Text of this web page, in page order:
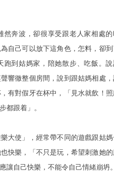
然奔波，卻很享受跟老人家相處的
自己可以放下這角色，怎料，卻
跑到姑媽家，陪她散步、吃飯。說
響徹整個房間，說到跟姑媽相處
有對假牙在杯中，「見水就飲！
都跟着」。
大使」，經常帶不同的遊戲跟姑
快樂，「不只是玩，希望刺激她
讓自己快樂，不能令自己情緒崩坍